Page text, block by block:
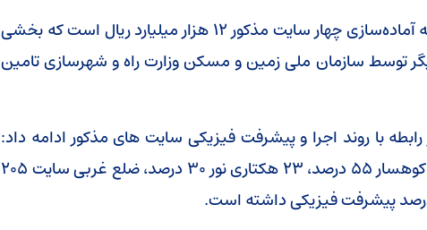
حسینی‌طباطبایی اضافه کرد: هزینه آماده‌سازی چهار سایت مذکور ۱۲ هزار میلیارد ریال است که بخشی
توسط سازمان ملی زمین و مسکن وزارت راه و شهرسازی تامین
با روند اجرا و پیشرفت فیزیکی سایت های مذکور ادامه داد:
تاکنون عملیات آماده‌سازی شهرک کوهسار ۵۵ درصد، ۲۳ هکتاری نور ۳۰ درصد، ضلع غربی سایت ۲۰۵